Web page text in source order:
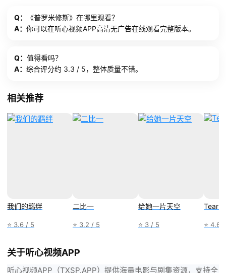
Q：
《普罗米修斯》在哪里观看？
A： 你可以在听心视频APP高清无广告在线观看完整版本。
Q： 值得看吗？
A： 综合评分约 3.3 / 5，整体质量不错。
相关推荐
我们的羁绊
⭐ 3.6 / 5
二比一
⭐ 3.2 / 5
给她一片天空
⭐ 3 / 5
Tear
⭐ 4.6
关于听心视频APP
听心视频APP（TXSP.APP）提供海量电影与剧集资源，支持全